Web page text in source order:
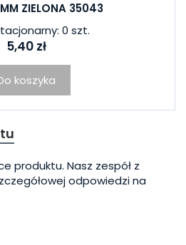
ZIELONA 35043
0 szt.
5,40 zł
koszyka
produktu. Nasz zespół z
odpowiedzi na